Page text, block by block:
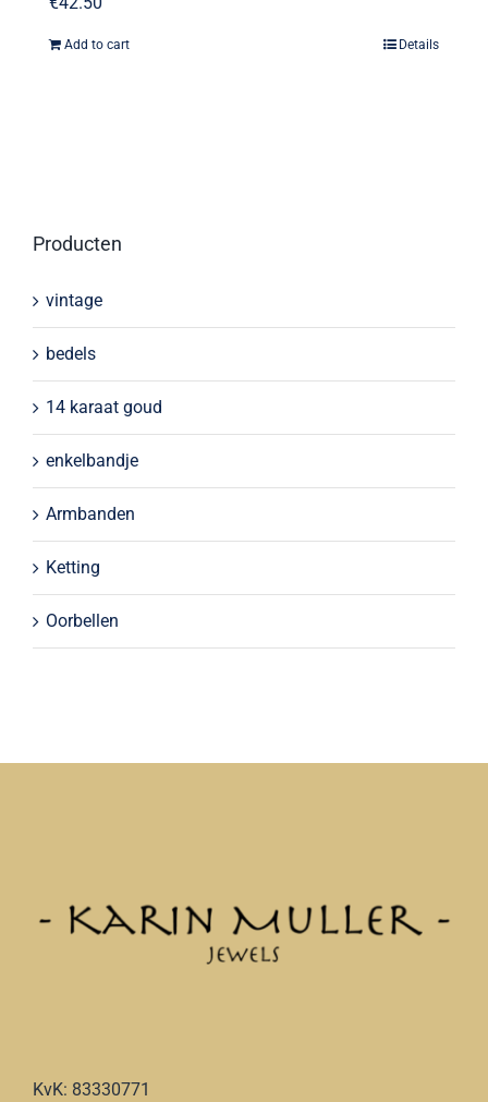
Add to cart Details
Producten
vintage
bedels
14 karaat goud
enkelbandje
Armbanden
Ketting
Oorbellen
KvK: 83330771